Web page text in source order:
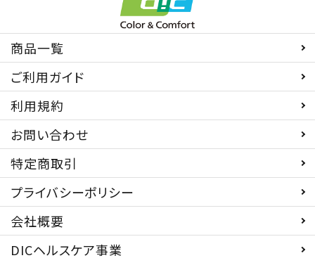
商品一覧
ご利用ガイド
利用規約
お問い合わせ
特定商取引
プライバシーポリシー
会社概要
DICヘルスケア事業